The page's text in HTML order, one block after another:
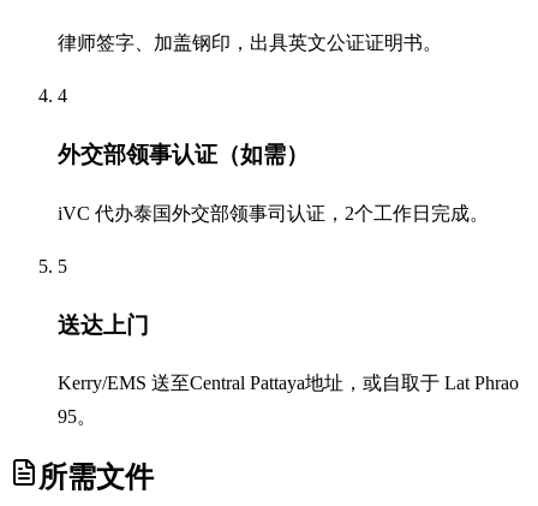
律师签字、加盖钢印，出具英文公证证明书。
4
外交部领事认证（如需）
iVC 代办泰国外交部领事司认证，2个工作日完成。
5
送达上门
Kerry/EMS 送至Central Pattaya地址，或自取于 Lat Phrao
95。
所需文件